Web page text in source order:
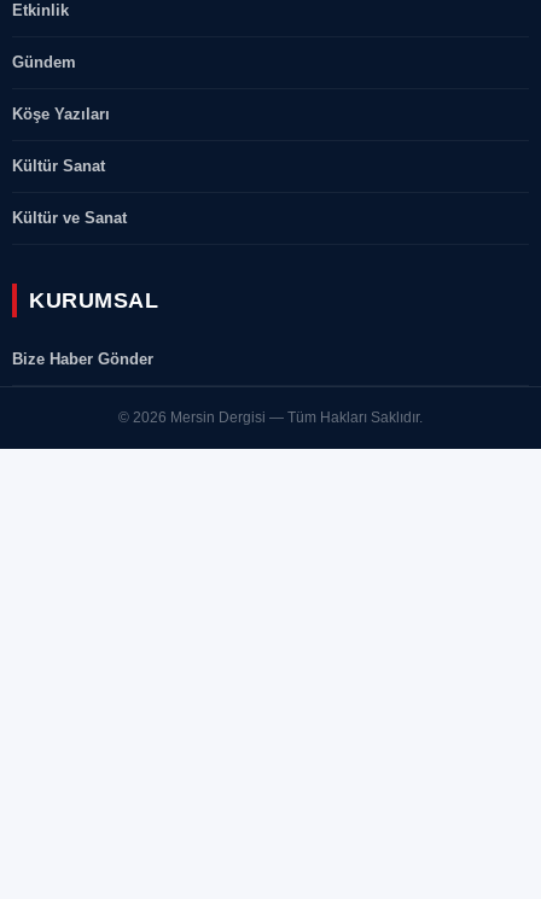
Etkinlik
Gündem
Köşe Yazıları
Kültür Sanat
Kültür ve Sanat
KURUMSAL
Bize Haber Gönder
© 2026 Mersin Dergisi — Tüm Hakları Saklıdır.